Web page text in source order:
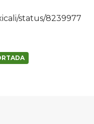
status/8239977